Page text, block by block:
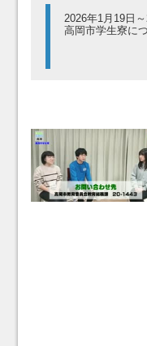
2026年1月19日
高岡市学生寮に